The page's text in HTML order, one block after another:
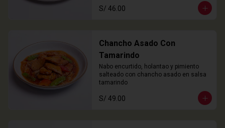
S/ 46.00
Chancho Asado Con
Tamarindo
Nabo encurtido, holantao y pimiento
salteado con chancho asado en salsa
tamarindo
S/ 49.00